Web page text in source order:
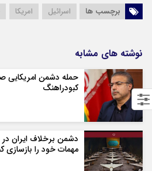
برچسب ها اسرائیل امریکا
نوشته های مشابه
کبودراهنگ
دشمن برخلاف ایران
مهمات خود را بازسازی